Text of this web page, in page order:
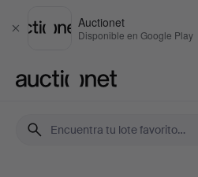
Cerrar
Auctionet
Disponible en Google Play